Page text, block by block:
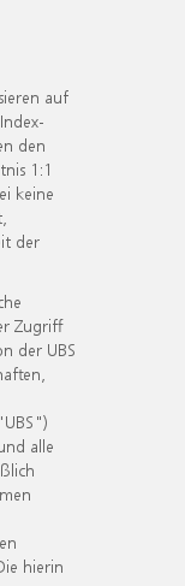
auf
den
1:1
keine
der
Zugriff
der UBS
alle
hierin